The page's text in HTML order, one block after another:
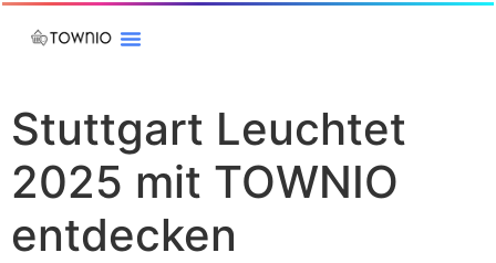
Stuttgart Leuchtet
2025 mit TOWNIO
entdecken